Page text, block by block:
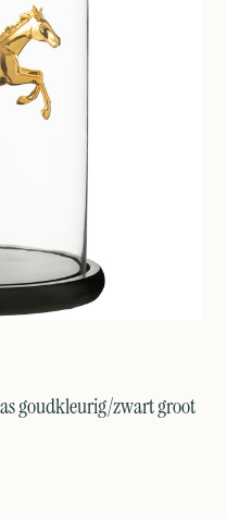
goudkleurig/zwart groot